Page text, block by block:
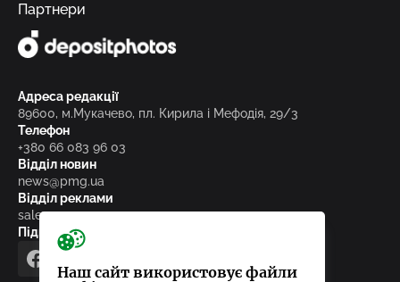
Партнери
Адреса редакції
89600, м.Мукачево, пл. Кирила і Мефодія, 29/3
Телефон
+380 66 083 96 03
Відділ новин
news@pmg.ua
Відділ реклами
sales@pmg.ua
Підписуйтесь на нас у соціальних мережах
facebooktelegram
Наш сайт використовує файли